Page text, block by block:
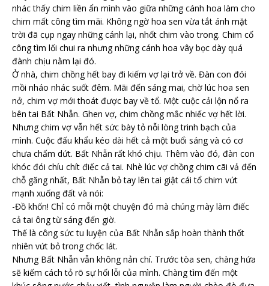
nhác thấy chim liền ẩn mình vào giữa những cánh hoa làm cho
chim mất công tìm mãi. Không ngờ hoa sen vừa tắt ánh mặt
trời đã cụp ngay những cánh lại, nhốt chim vào trong. Chim cố
công tìm lối chui ra nhưng những cánh hoa vây bọc dày quá
đành chịu nằm lại đó.
Ở nhà, chim chồng hết bay đi kiếm vợ lại trở về. Đàn con đói
mồi nháo nhác suốt đêm. Mãi đến sáng mai, chờ lúc hoa sen
nở, chim vợ mới thoát được bay về tổ. Một cuộc cải lộn nổ ra
bên tai Bất Nhẫn. Ghen vợ, chim chồng mắc nhiếc vợ hết lời.
Nhưng chim vợ vẫn hết sức bày tỏ nỗi lòng trinh bạch của
mình. Cuộc đấu khẩu kéo dài hết cả một buổi sáng và có cơ
chưa chấm dứt. Bất Nhẫn rất khó chịu. Thêm vào đó, đàn con
khóc đói chíu chít điếc cả tai. Nhè lúc vợ chồng chim cãi vả đến
chỗ găng nhất, Bất Nhẫn bỏ tay lên tai giật cái tổ chim vứt
mạnh xuống đất và nói:
-Đồ khốn! Chỉ có mỗi một chuyện đó mà chúng mày làm điếc
cả tai ông từ sáng đến giờ.
Thế là công sức tu luyện của Bất Nhẫn sắp hoàn thành thốt
nhiên vứt bỏ trong chốc lát.
Nhưng Bất Nhẫn vẫn không nản chí. Trước tòa sen, chàng hứa
sẽ kiếm cách tỏ rõ sự hối lỗi của mình. Chàng tìm đến một